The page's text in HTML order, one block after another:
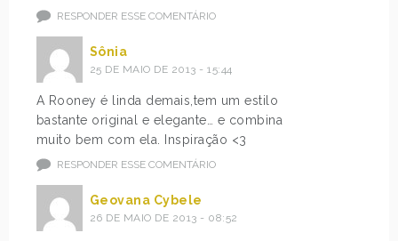
RESPONDER ESSE COMENTÁRIO
Sônia
25 DE MAIO DE 2013 - 15:44
A Rooney é linda demais,tem um estilo
bastante original e elegante… e combina
muito bem com ela. Inspiração <3
RESPONDER ESSE COMENTÁRIO
Geovana Cybele
26 DE MAIO DE 2013 - 08:52